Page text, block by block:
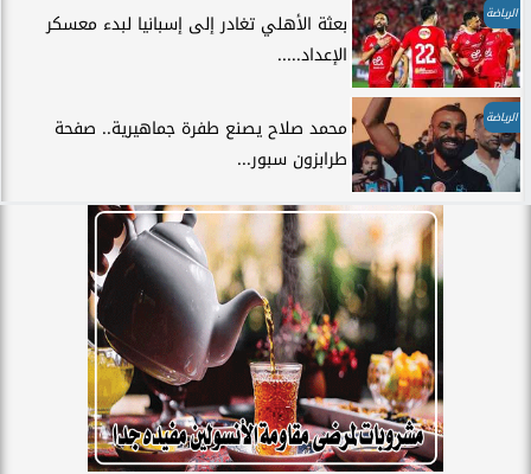
الرياضة
بعثة الأهلي تغادر إلى إسبانيا لبدء معسكر
الإعداد.....
الرياضة
محمد صلاح يصنع طفرة جماهيرية.. صفحة
طرابزون سبور...